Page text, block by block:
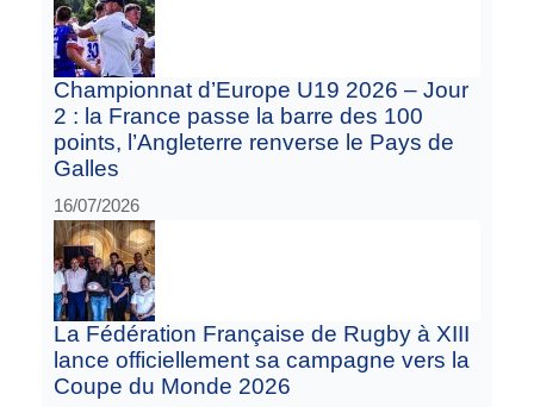
Championnat d’Europe U19 2026 – Jour
2 : la France passe la barre des 100
points, l’Angleterre renverse le Pays de
Galles
16/07/2026
La Fédération Française de Rugby à XIII
lance officiellement sa campagne vers la
Coupe du Monde 2026